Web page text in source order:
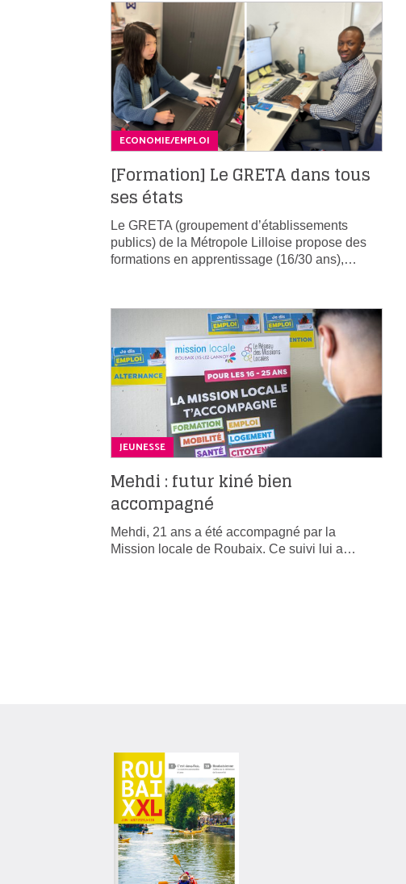
ECONOMIE/EMPLOI
[Formation] Le GRETA dans tous
ses états
Le GRETA (groupement d’établissements
publics) de la Métropole Lilloise propose des
formations en apprentissage (16/30 ans),…
JEUNESSE
Mehdi : futur kiné bien
accompagné
Mehdi, 21 ans a été accompagné par la
Mission locale de Roubaix. Ce suivi lui a…